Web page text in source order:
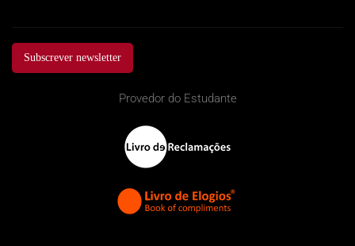
Subscrever newsletter
Provedor do Estudante